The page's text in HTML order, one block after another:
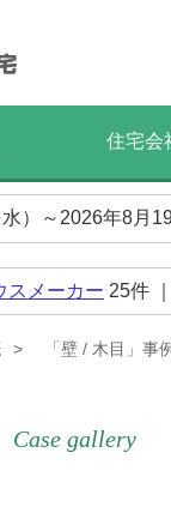
住宅会
）～2026年8月
スメーカー 25件
「壁 / 木目」事
Case gallery